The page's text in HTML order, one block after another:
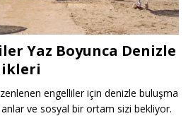
Yaz Boyunca Denizle
engelliler için denizle buluşma
ve sosyal bir ortam sizi bekliyor.